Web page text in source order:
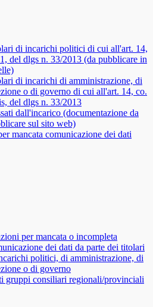
di incarichi politici di cui all'art. 14,
del dlgs n. 33/2013 (da pubblicare in
di incarichi di amministrazione, di
o di governo di cui all'art. 14, co.
del dlgs n. 33/2013
dall'incarico (documentazione da
sul sito web)
mancata comunicazione dei dati
per mancata o incompleta
dei dati da parte dei titolari
politici, di amministrazione, di
o di governo
gruppi consiliari regionali/provinciali